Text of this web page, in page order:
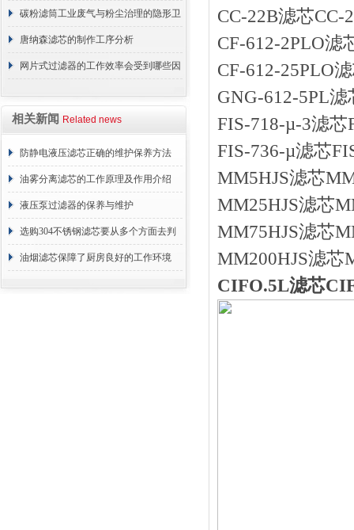
用？进来看
碳粉滤筒工业废气与粉尘治理的隐形卫
士
唐纳森滤芯的制作工序分析
网片式过滤器的工作效率会受到哪些因
相关新闻 Related news
防静电液压滤芯正确的维护保养方法
油雾分离滤芯的工作原理及作用介绍
液压泵过滤器的保养与维护
选购304不锈钢滤芯要从多个方面去判
断
油烟滤芯保障了厨房良好的工作环境
CC-22B滤芯CC-
CF-612-2PLO滤
CF-612-25PLO
GNG-612-5PL
FIS-718-µ-3滤
FIS-736-µ滤芯
MM5HJS滤芯
MM25HJS滤芯
MM75HJS滤芯
MM200HJS滤芯
CIFO.5L滤芯